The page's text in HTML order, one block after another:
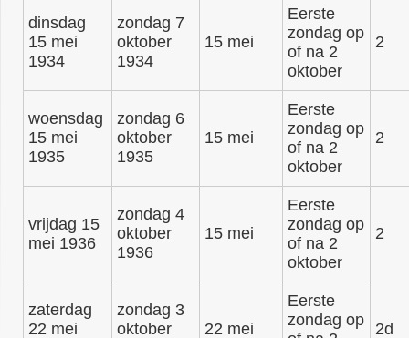
dinsdag
15 mei
1934
zondag 7
oktober
1934
15 mei
Eerste
zondag op
of na 2
oktober
2
woensdag
15 mei
1935
zondag 6
oktober
1935
15 mei
Eerste
zondag op
of na 2
oktober
2
vrijdag 15
mei 1936
zondag 4
oktober
1936
15 mei
Eerste
zondag op
of na 2
oktober
2
zaterdag
22 mei
zondag 3
oktober
22 mei
Eerste
zondag op
2d